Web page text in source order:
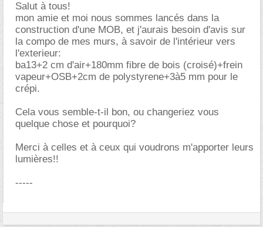
Salut à tous!
mon amie et moi nous sommes lancés dans la
construction d'une MOB, et j'aurais besoin d'avis sur
la compo de mes murs, à savoir de l'intérieur vers
l'exterieur:
ba13+2 cm d'air+180mm fibre de bois (croisé)+frein
vapeur+OSB+2cm de polystyrene+3à5 mm pour le
crépi.
Cela vous semble-t-il bon, ou changeriez vous
quelque chose et pourquoi?
Merci à celles et à ceux qui voudrons m'apporter leurs
lumières!!
-----